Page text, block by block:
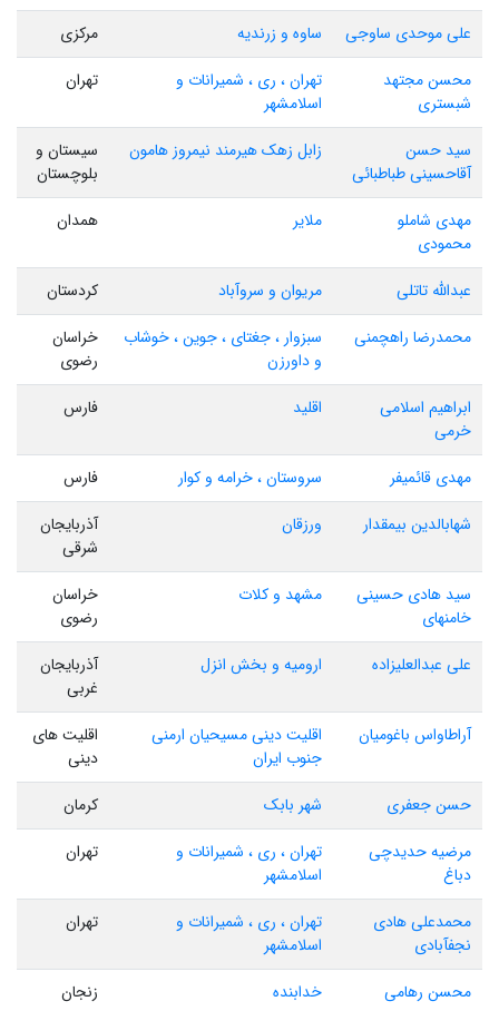
علی موحدی ساوجی
ساوه و زرندیه
مرکزی
محسن مجتهد
شبستری
تهران ، ری ، شمیرانات و
اسلامشهر
تهران
سید حسن
آقاحسینی طباطبائی
زابل زهک هیرمند نیمروز هامون
سیستان و
بلوچستان
مهدی شاملو
محمودی
ملایر همدان
عبدالله تاتلی مریوان و سروآباد
کردستان
محمدرضا راهچمنی
سبزوار ، جغتای ، جوین ، خوشاب
و داورزن
خراسان
رضوی
ابراهیم اسلامی
خرمی
اقلید فارس
مهدی قائمیفر سروستان ، خرامه و کوار
فارس
شهابالدین بیمقدار
ورزقان
آذربایجان
شرقی
سید هادی حسینی
خامنهای
مشهد و کلات
خراسان
رضوی
علی عبدالعلیزاده
ارومیه و بخش انزل
آذربایجان
غربی
آراطاواس باغومیان
اقلیت دینی مسیحیان ارمنی
جنوب ایران
اقلیت های
دینی
حسن جعفری
شهر بابک
کرمان
مرضیه حدیدچی
دباغ
تهران ، ری ، شمیرانات و
اسلامشهر
تهران
محمدعلی هادی
نجفآبادی
تهران ، ری ، شمیرانات و
اسلامشهر
تهران
محسن رهامی خدابنده زنجان